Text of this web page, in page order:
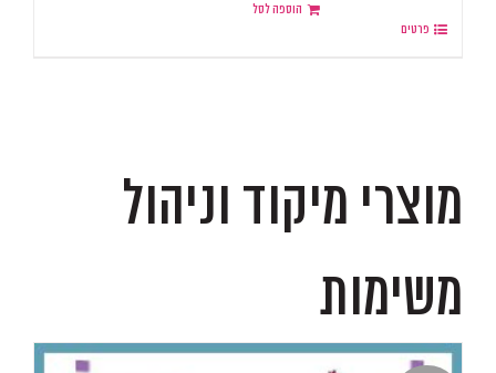
הוספה לסל
פרטים
מוצרי מיקוד וניהול
משימות